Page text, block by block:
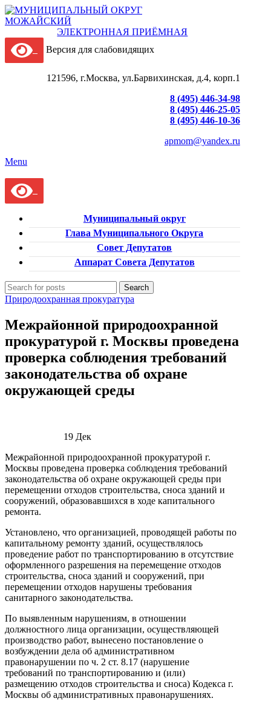
ЭЛЕКТРОННАЯ ПРИЁМНАЯ
Версия для слабовидящих
121596, г.Москва, ул.Барвихинская, д.4, корп.1
8 (495) 446-34-98
8 (495) 446-25-05
8 (495) 446-10-36
apmom@yandex.ru
Menu
Муниципальный округ
Глава Муниципального Округа
Совет Депутатов
Аппарат Совета Депутатов
Search
Природоохранная прокуратура
Межрайонной природоохранной
прокуратурой г. Москвы проведена
проверка соблюдения требований
законодательства об охране
окружающей среды
19 Дек
Межрайонной природоохранной прокуратурой г.
Москвы проведена проверка соблюдения требований
законодательства об охране окружающей среды при
перемещении отходов строительства, сноса зданий и
сооружений, образовавшихся в ходе капитального
ремонта.
Установлено, что организацией, проводящей работы по
капитальному ремонту зданий, осуществлялось
проведение работ по транспортированию в отсутствие
оформленного разрешения на перемещение отходов
строительства, сноса зданий и сооружений, при
перемещении отходов нарушены требования
санитарного законодательства.
По выявленным нарушениям, в отношении
должностного лица организации, осуществляющей
производство работ, вынесено постановление о
возбуждении дела об административном
правонарушении по ч. 2 ст. 8.17 (нарушение
требований по транспортированию и (или)
размещению отходов строительства и сноса) Кодекса г.
Москвы об административных правонарушениях.